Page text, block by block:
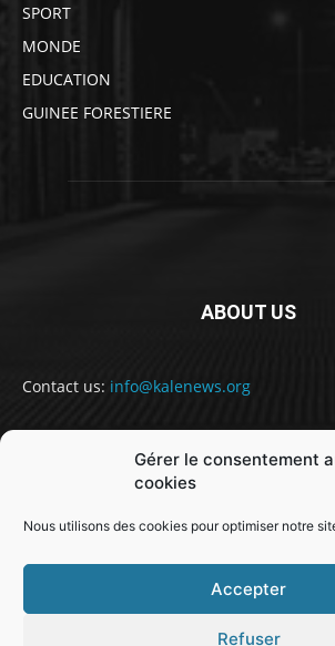
Gérer le consentement
cookies
Nous utilisons des cookies pour optimiser notre
Accepter
Refuser
SPORT
MONDE
EDUCATION
GUINEE FORESTIERE
ABOUT US
Contact us: info@kalenews.org
FOLLOW US